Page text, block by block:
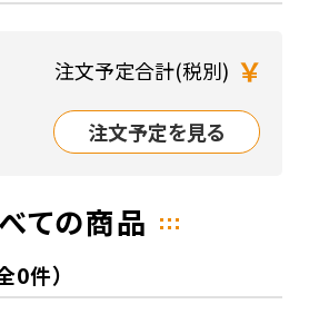
注文予定合計(税別) ￥
注文予定を見る
ての商品
0件）